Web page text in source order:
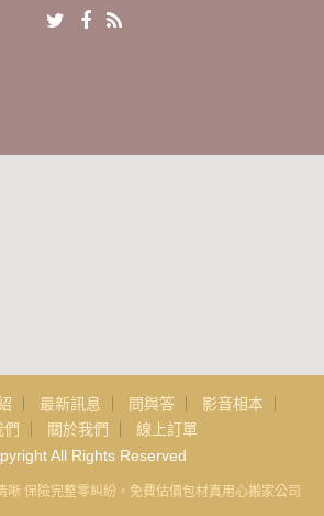
最新訊息 問與答
影音相本
關於我們
線上訂單
All Rights Reserved
保險完整零糾紛，免費估價包材真用心搬家公司品